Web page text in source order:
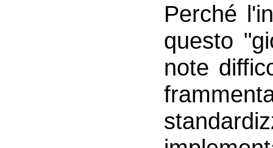
Perché
questo
note